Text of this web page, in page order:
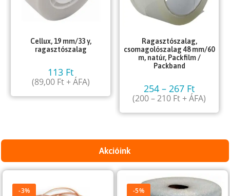
Cellux, 19 mm/33 y,
ragasztószalag
113 Ft
(89,00 Ft+ ÁFA)
Ragasztószalag,
csomagolószalag 48 mm/60
m, natúr, Packfilm /
Packband
254– 267 Ft
(200–210 Ft+ ÁFA)
Akcióink
-3% -5%